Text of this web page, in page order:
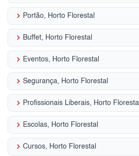
keyboard_arrow_right Portão, Horto Florestal
keyboard_arrow_right Buffet, Horto Florestal
keyboard_arrow_right Eventos, Horto Florestal
keyboard_arrow_right Segurança, Horto Florestal
keyboard_arrow_right Profissionais Liberais, Horto Florestal
keyboard_arrow_right Escolas, Horto Florestal
keyboard_arrow_right Cursos, Horto Florestal